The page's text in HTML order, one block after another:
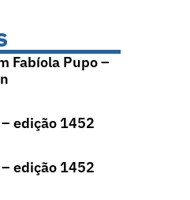
Fabíola Pupo –
edição 1452
edição 1452